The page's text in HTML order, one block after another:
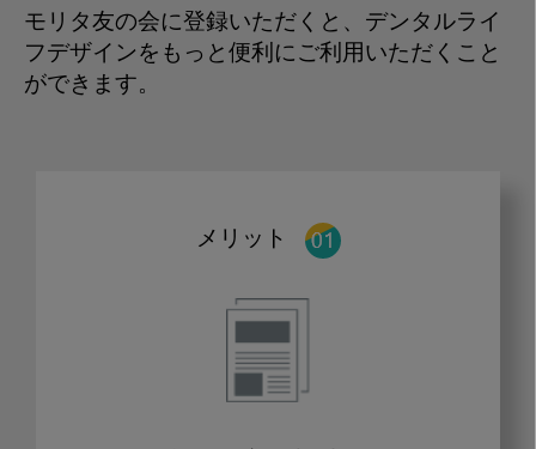
モリタ友の会に登録いただくと、デンタルライ
フデザインをもっと便利にご利用いただくこと
ができます。
メリット